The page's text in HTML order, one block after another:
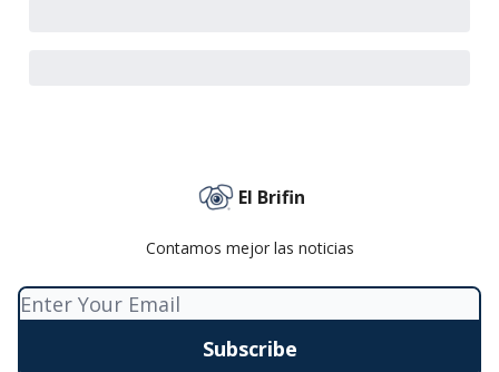
El Brifin
Contamos mejor las noticias